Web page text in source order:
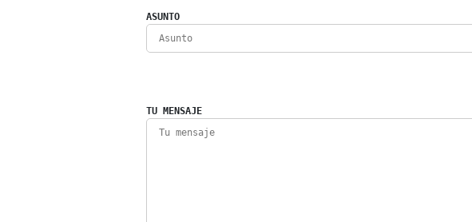
ASUNTO
TU MENSAJE